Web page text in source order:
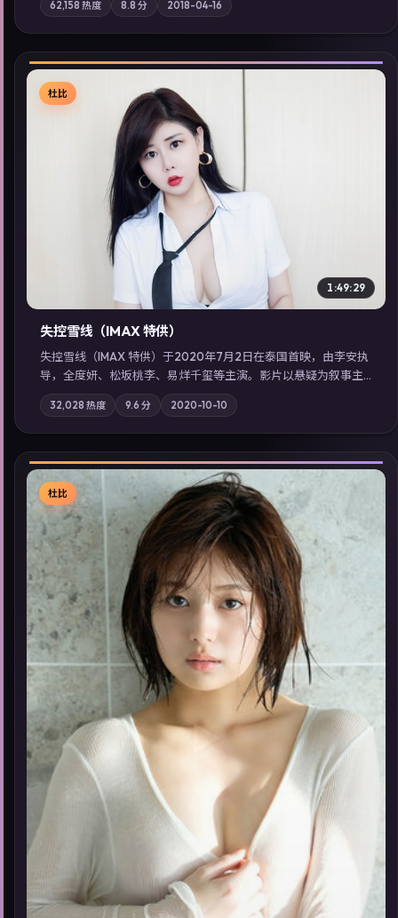
地域气质；站内亦可通过「国产免费观看高清电视剧在线看」延
展检索同类型高分佳作，畅享高清在线追剧体验。
62,158 热度 8.8 分 2018-04-16
▶
杜比
1:49:29
失控雪线（IMAX 特供）
失控雪线（IMAX 特供）于2020年7月2日在泰国首映，由李安执
导，全度妍、松坂桃李、易烊千玺等主演。影片以悬疑为叙事主
轴，旧案重提，真相与谎言在同一条时间线上交锋；摄影与配乐
强化地域气质；站内亦可通过「国产免费观看高清电视剧在线
看」延展检索同类型高分佳作，畅享高清在线追剧体验。
32,028 热度 9.6 分 2020-10-10
▶
杜比